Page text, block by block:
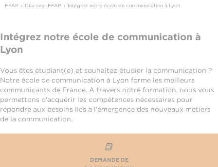
EFAP Discover EFAP Intégrez notre école de communication à Lyon
Intégrez notre école de communication à
Lyon
Vous êtes étudiant(e) et souhaitez étudier la communication ?
Notre école de communication à Lyon forme les meilleurs
communicants de France. A travers notre formation, nous vous
permettons d'acquérir les compétences nécessaires pour
répondre aux besoins liés à l'émergence des nouveaux métiers
de la communication.
DEMANDE DE